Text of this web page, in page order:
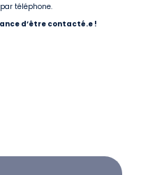
téléphone.
d’être contacté.e !